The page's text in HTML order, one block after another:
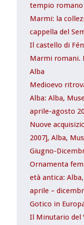
tempio romano
Marmi: la
cappella del
Il castello di
Marmi romani.
Alba
Medioevo
Alba: Alba,
aprile-agosto
Nuove
2007], Alba,
Giugno-
Ornamenta
età antica:
aprile –
Gotico in
Il Minutario del